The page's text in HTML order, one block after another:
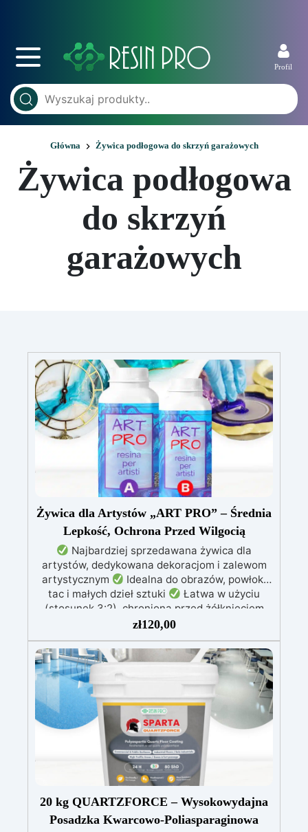
Profil
Główna Żywica podłogowa do skrzyń garażowych
Żywica podłogowa
do skrzyń
garażowych
Żywica dla Artystów „ART PRO” – Średnia
Lepkość, Ochrona Przed Wilgocią
Najbardziej sprzedawana żywica dla
artystów, dedykowana dekoracjom i zalewom
artystycznym
Idealna do obrazów, powłok,
tac i małych dzieł sztuki
Łatwa w użyciu
(stosunek 3:2), chroniona przed żółknięciem
dzięki specjalnym filtrom UV
nie kapie, utrzymując precyzyjne i czyste wzory
Utwardza się w 12-24 godziny, zapewniając
błyszczącą i lśniącą powierzchnię
zł120,00
20 kg QUARTZFORCE – Wysokowydajna
Posadzka Kwarcowo-Poliasparaginowa